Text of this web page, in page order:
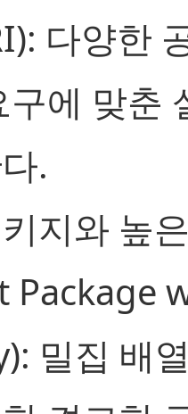
다양한
에 맞춘
.
지와 높
Package
밀집 배